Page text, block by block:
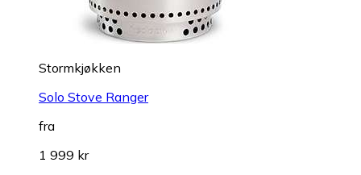
Stormkjøkken
Solo Stove Ranger
fra
1 999 kr